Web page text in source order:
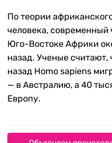
По теории
человека, современный
Юго-Востоке Африки
назад. Ученые считают,
назад Homo sapiens
— в Австралию, а 40
Европу.